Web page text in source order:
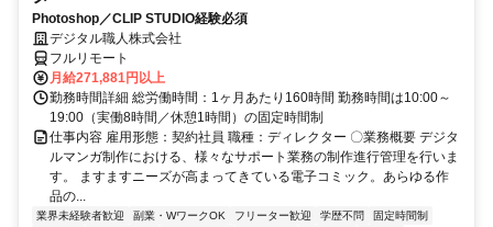
Photoshop／CLIP STUDIO経験必須
デジタル職人株式会社
フルリモート
月給271,881円以上
勤務時間詳細 総労働時間：1ヶ月あたり160時間 勤務時間は10:00～
19:00（実働8時間／休憩1時間）の固定時間制
仕事内容 雇用形態：契約社員 職種：ディレクター 〇業務概要 デジタ
ルマンガ制作における、様々なサポート業務の制作進行管理を行いま
す。 ますますニーズが高まってきている電子コミック。あらゆる作
品の...
業界未経験者歓迎 副業・WワークOK フリーター歓迎 学歴不問
固定時間制